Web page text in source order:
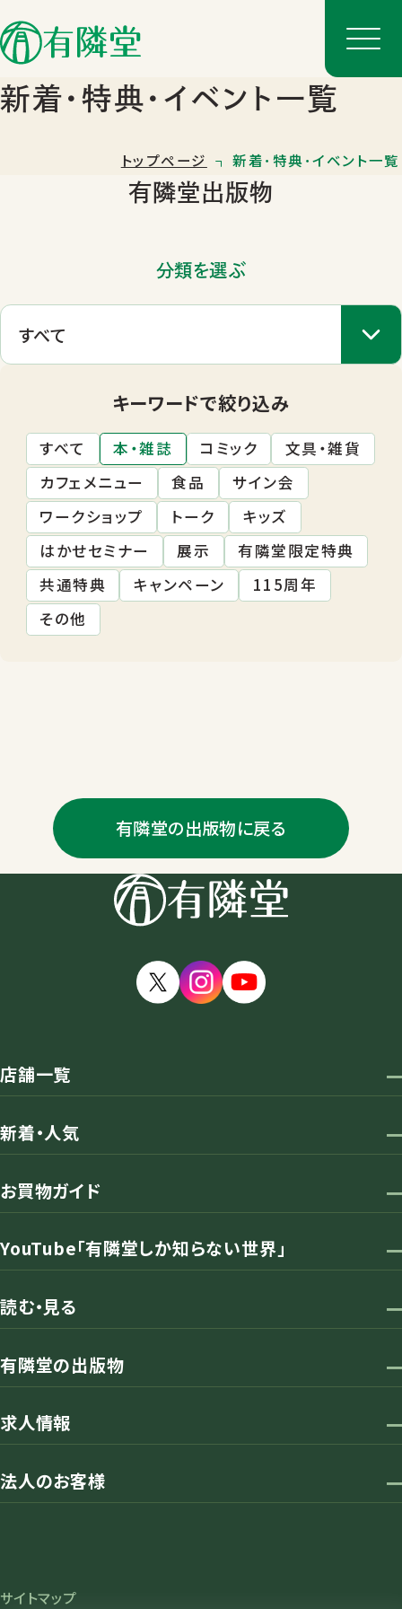
店舗一覧
新着･特典･イベント一覧
トップページ 新着･特典･イベント一覧
有隣堂出版物
分類を選ぶ
キーワードで絞り込み
すべて 本・雑誌 コミック
文具・雑貨
カフェメニュー
食品
サイン会
ワークショップ
トーク
キッズ
はかせセミナー
展示
有隣堂限定特典
共通特典
キャンペーン
115周年
その他
有隣堂の出版物に戻る
店舗一覧
新着・人気
お買物ガイド
YouTube「有隣堂しか知らない世界」
読む・見る
有隣堂の出版物
求人情報
法人のお客様
サイトマップ